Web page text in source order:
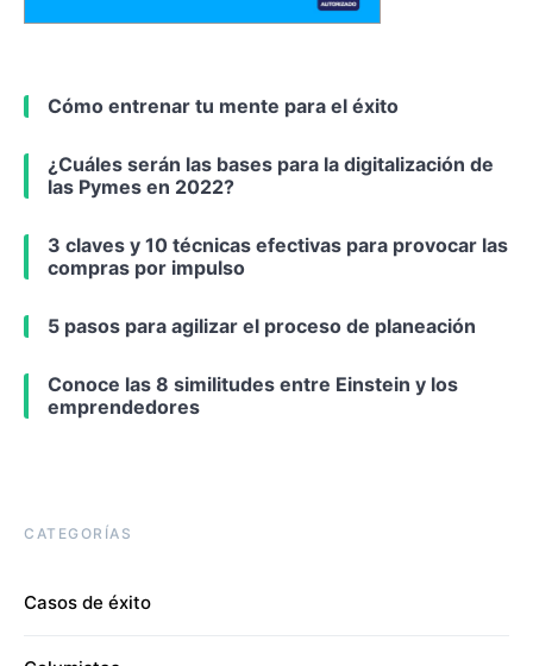
Cómo entrenar tu mente para el éxito
¿Cuáles serán las bases para la digitalización de
las Pymes en 2022?
3 claves y 10 técnicas efectivas para provocar las
compras por impulso
5 pasos para agilizar el proceso de planeación
Conoce las 8 similitudes entre Einstein y los
emprendedores
CATEGORÍAS
Casos de éxito